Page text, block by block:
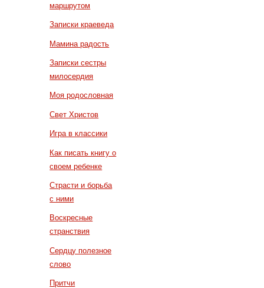
маршрутом
Записки краеведа
Мамина радость
Записки сестры
милосердия
Моя родословная
Свет Христов
Игра в классики
Как писать книгу о
своем ребенке
Страсти и борьба
с ними
Воскресные
странствия
Сердцу полезное
слово
Притчи